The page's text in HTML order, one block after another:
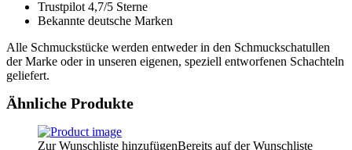
Trustpilot 4,7/5 Sterne
Bekannte deutsche Marken
Alle Schmuckstücke werden entweder in den Schmuckschatullen
der Marke oder in unseren eigenen, speziell entworfenen Schachteln
geliefert.
Ähnliche Produkte
Zur Wunschliste hinzufügenBereits auf der Wunschliste